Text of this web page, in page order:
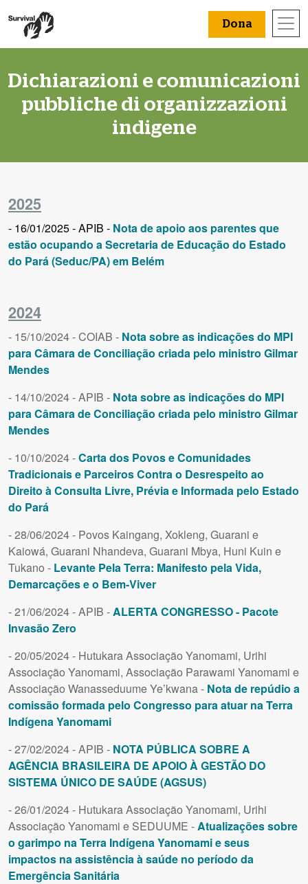
Dona
Dichiarazioni e comunicazioni
pubbliche di organizzazioni
indigene
2025
- 16/01/2025 - APIB - Nota de apoio aos parentes que
estão ocupando a Secretaria de Educação do Estado
do Pará (Seduc/PA) em Belém
2024
- 15/10/2024 - COIAB - Nota sobre as indicações do MPI
para Câmara de Conciliação criada pelo ministro Gilmar
Mendes
- 14/10/2024 - APIB - Nota sobre as indicações do MPI
para Câmara de Conciliação criada pelo ministro Gilmar
Mendes
- 10/10/2024 -Carta dos Povos e Comunidades
Tradicionais e Parceiros Contra o Desrespeito ao
Direito à Consulta Livre, Prévia e Informada pelo Estado
do Pará
- 28/06/2024 - Povos Kaingang, Xokleng, Guarani e
Kaiowá, Guarani Nhandeva, Guarani Mbya, Huni Kuin e
Tukano - Levante Pela Terra: Manifesto pela Vida,
Demarcações e o Bem-Viver
- 21/06/2024 - APIB - ALERTA CONGRESSO - Pacote
Invasão Zero
- 20/05/2024 - Hutukara Associação Yanomami, Urihi
Associação Yanomami, Associação Parawami Yanomami e
Associação Wanasseduume Ye’kwana - Nota de repúdio a
comissão formada pelo Congresso para atuar na Terra
Indígena Yanomami
- 27/02/2024 - APIB - NOTA PÚBLICA SOBRE A
AGÊNCIA BRASILEIRA DE APOIO À GESTÃO DO
SISTEMA ÚNICO DE SAÚDE (AGSUS)
- 26/01/2024 - Hutukara Associação Yanomami, Urihi
Associação Yanomami e SEDUUME - Atualizações sobre
o garimpo na Terra Indígena Yanomami e seus
impactos na assistência à saúde no período da
Emergência Sanitária